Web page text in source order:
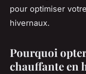
pour optimiser
hivernaux.
Pourquoi
chauffante en